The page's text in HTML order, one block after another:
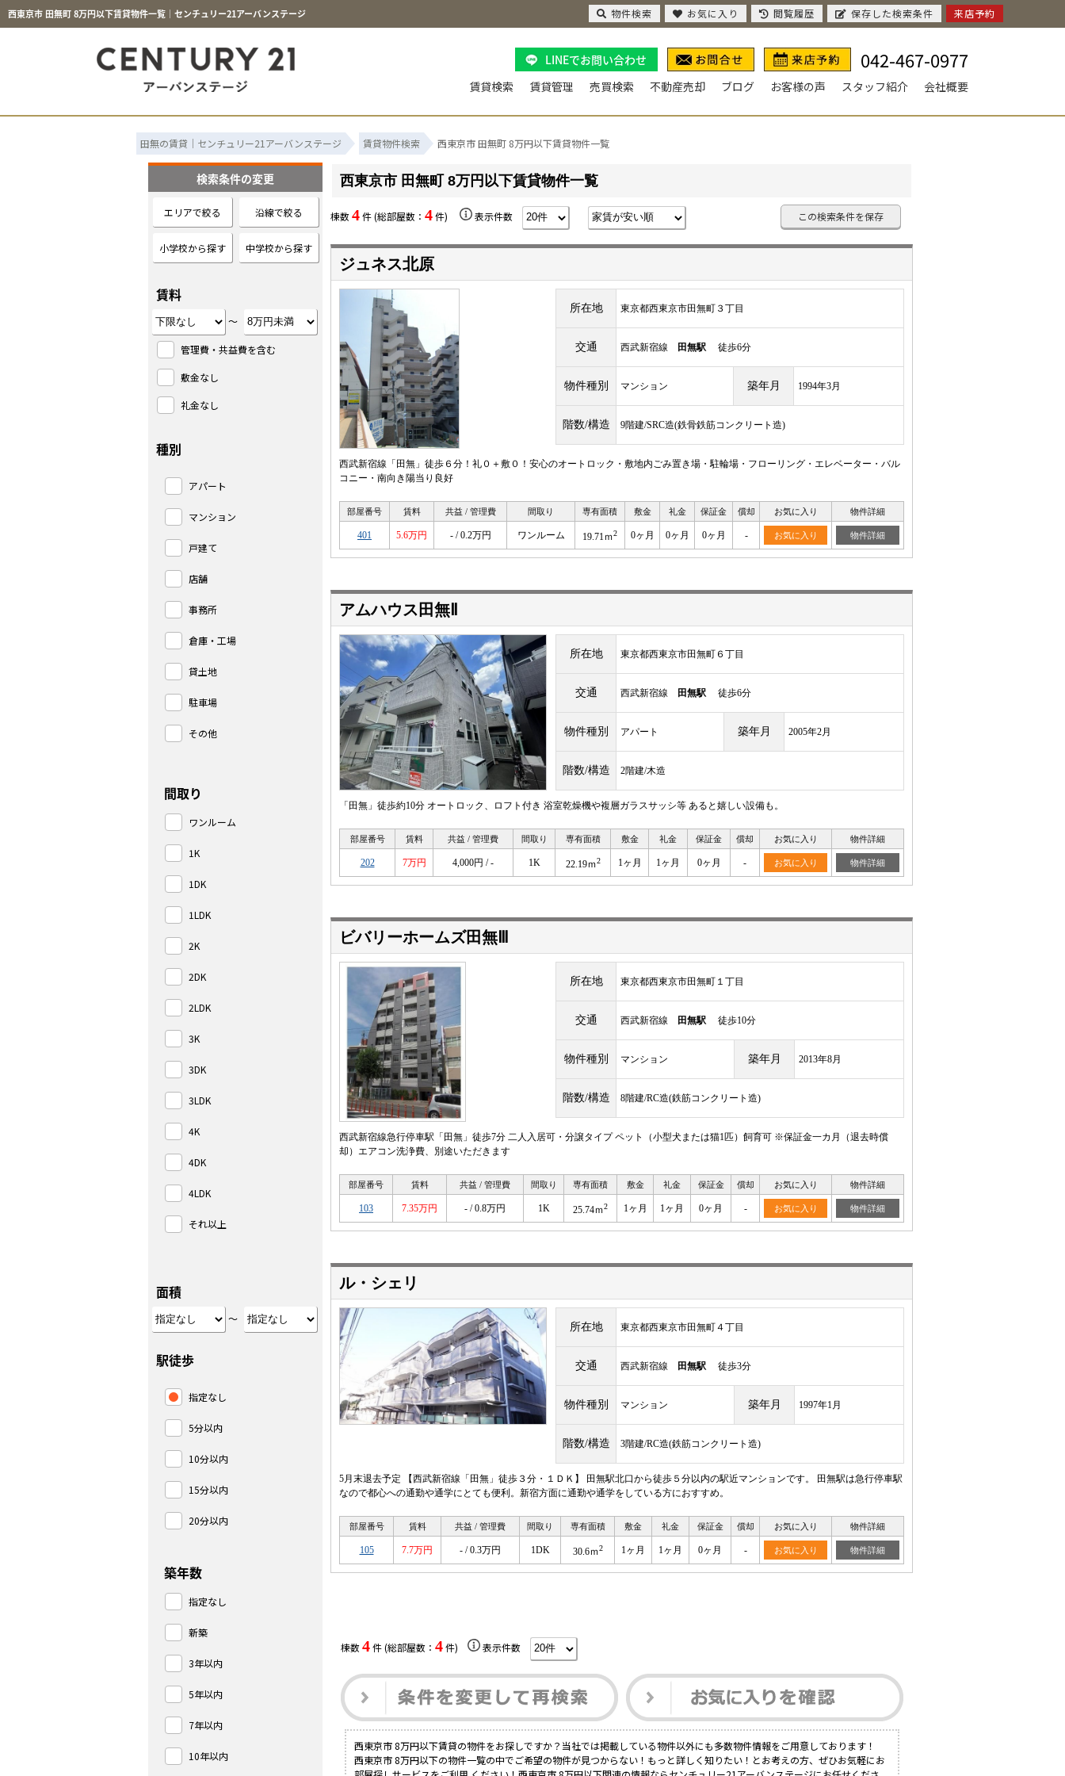
西東京市 田無町 8万円以下賃貸物件一覧｜センチュリー21アーバンステージ
LINEでお問い合わせ 042-467-0977
賃貸検索 賃貸管理 売買検索 不動産売却 ブログ お客様の声 スタッフ紹介 会社概要
田無の賃貸｜センチュリー21アーバンステージ 賃貸物件検索 西東京市 田無町 8万円以下賃貸物件一覧
西東京市 田無町 8万円以下賃貸物件一覧
棟数4件 (総部屋数： 4件) 表示件数 この検索条件を保存
ジュネス北原
所在地 東京都西東京市田無町３丁目
交通 西武新宿線 田無駅 徒歩6分
物件種別 マンション 築年月 1994年3月
階数/構造 9階建/SRC造(鉄骨鉄筋コンクリート造)
西武新宿線「田無」徒歩６分！礼０＋敷０！安心のオートロック・敷地内ごみ置き場・駐輪場・フローリング・エレベーター・バル
コニー・南向き陽当り良好
部屋番号 賃料 共益 / 管理費 間取り 専有面積 敷金 礼金 保証金 償却 お気に入り 物件詳細
401 5.6万円 - / 0.2万円 ワンルーム 19.71ｍ2 0ヶ月 0ヶ月 0ヶ月 - お気に入り 物件詳細
アムハウス田無Ⅱ
所在地 東京都西東京市田無町６丁目
交通 西武新宿線 田無駅 徒歩6分
物件種別 アパート 築年月 2005年2月
階数/構造 2階建/木造
「田無」徒歩約10分 オートロック、ロフト付き 浴室乾燥機や複層ガラスサッシ等 あると嬉しい設備も。
部屋番号 賃料 共益 / 管理費 間取り 専有面積 敷金 礼金 保証金 償却 お気に入り 物件詳細
202 7万円 4,000円 / - 1K 22.19ｍ2 1ヶ月 1ヶ月 0ヶ月 - お気に入り 物件詳細
ビバリーホームズ田無Ⅲ
所在地 東京都西東京市田無町１丁目
交通 西武新宿線 田無駅 徒歩10分
物件種別 マンション 築年月 2013年8月
階数/構造 8階建/RC造(鉄筋コンクリート造)
西武新宿線急行停車駅「田無」徒歩7分 二人入居可・分譲タイプ ペット（小型犬または猫1匹）飼育可 ※保証金一カ月（退去時償
却）エアコン洗浄費、別途いただきます
部屋番号 賃料 共益 / 管理費 間取り 専有面積 敷金 礼金 保証金 償却 お気に入り 物件詳細
103 7.35万円 - / 0.8万円 1K 25.74ｍ2 1ヶ月 1ヶ月 0ヶ月 - お気に入り 物件詳細
ル・シェリ
所在地 東京都西東京市田無町４丁目
交通 西武新宿線 田無駅 徒歩3分
物件種別 マンション 築年月 1997年1月
階数/構造 3階建/RC造(鉄筋コンクリート造)
5月末退去予定 【西武新宿線「田無」徒歩３分・１ＤＫ】 田無駅北口から徒歩５分以内の駅近マンションです。 田無駅は急行停車駅
なので都心への通勤や通学にとても便利。新宿方面に通勤や通学をしている方におすすめ。
部屋番号 賃料 共益 / 管理費 間取り 専有面積 敷金 礼金 保証金 償却 お気に入り 物件詳細
105 7.7万円 - / 0.3万円 1DK 30.6ｍ2 1ヶ月 1ヶ月 0ヶ月 - お気に入り 物件詳細
棟数4件 (総部屋数： 4件) 表示件数
西東京市 8万円以下賃貸の物件をお探しですか？当社では掲載している物件以外にも多数物件情報をご用意しております！
西東京市 8万円以下の物件一覧の中でご希望の物件が見つからない！もっと詳しく知りたい！とお考えの方、ぜひお気軽にお
検索条件の変更
エリアで絞る 沿線で絞る
小学校から探す 中学校から探す
賃料
～
管理費・共益費を含む
敷金なし
礼金なし
種別
アパート
マンション
戸建て
店舗
事務所
倉庫・工場
貸土地
駐車場
その他
間取り
ワンルーム
1K
1DK
1LDK
2K
2DK
2LDK
3K
3DK
3LDK
4K
4DK
4LDK
それ以上
面積
～
駅徒歩
指定なし
5分以内
10分以内
15分以内
20分以内
築年数
指定なし
新築
3年以内
5年以内
7年以内
10年以内
物件検索 お気に入り 閲覧履歴 保存した検索条件 来店予約